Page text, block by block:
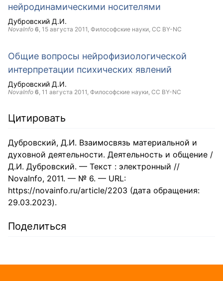
нейродинамическими носителями
Дубровский Д.И.
NovaInfo 6, 15 августа 2011, Философские науки, CC BY-NC
Общие вопросы нейрофизиологической
интерпретации психических явлений
Дубровский Д.И.
NovaInfo 6, 11 августа 2011, Философские науки, CC BY-NC
Цитировать
Дубровский, Д.И. Взаимосвязь материальной и
духовной деятельности. Деятельность и общение /
Д.И. Дубровский. — Текст : электронный //
NovaInfo, 2011. — № 6. — URL:
https://novainfo.ru/article/2203 (дата обращения:
29.03.2023).
Поделиться